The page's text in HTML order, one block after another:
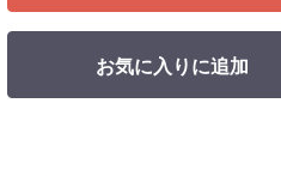
お気に入りに追加